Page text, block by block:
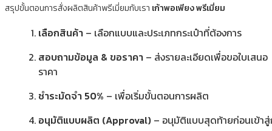
สรุปขั้นตอนการสั่งผลิตสินค้าพรีเมี่ยมกับเรา เก้าพอเพียง พรีเมี่ยม
เลือกสินค้า – เลือกแบบและประเภทกระเป๋าที่ต้องการ
สอบถามข้อมูล & ขอราคา – ส่งรายละเอียดเพื่อขอใบเสนอ
ราคา
ชำระมัดจำ 50% – เพื่อเริ่มขั้นตอนการผลิต
อนุมัติแบบผลิต (Approval) – อนุมัติแบบสุดท้ายก่อนเข้าสู่